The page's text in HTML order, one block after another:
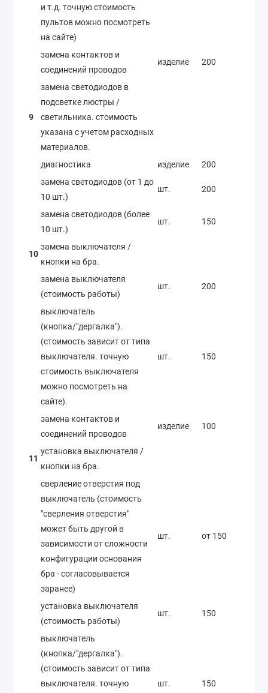
и т.д. точную стоимость
пультов можно посмотреть
на сайте)
замена контактов и
соединений проводов
изделие 200
9
замена светодиодов в
подсветке люстры /
светильника. стоимость
указана с учетом расходных
материалов.
диагностика
изделие
200
замена светодиодов (от 1 до
10 шт.)
шт. 200
замена светодиодов (более
10 шт.)
шт. 150
10
замена выключателя /
кнопки на бра.
замена выключателя
(стоимость работы)
шт. 200
выключатель
(кнопка/"дергалка").
(стоимость зависит от типа
выключателя. точную
стоимость выключателя
можно посмотреть на
сайте).
шт. 150
замена контактов и
соединений проводов
изделие 100
11
установка выключателя /
кнопки на бра.
сверление отверстия под
выключатель (стоимость
"сверления отверстия"
может быть другой в
зависимости от сложности
конфигурации основания
бра - согласовывается
заранее)
шт. от 150
установка выключателя
(стоимость работы)
шт. 150
выключатель
(кнопка/"дергалка").
(стоимость зависит от типа
выключателя. точную
шт. 150